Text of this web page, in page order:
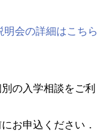
明会の詳細はこちら
の入学相談をご利
お申込ください．